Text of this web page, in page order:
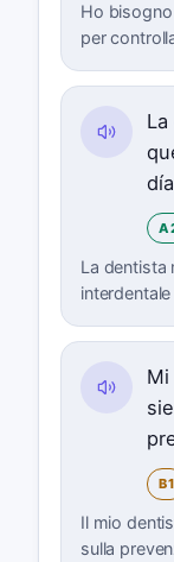
Ho
per
La
La dentista
Mi
B1
Il mio
sulla